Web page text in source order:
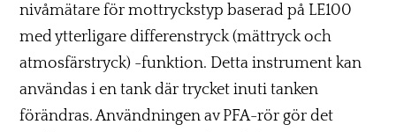
nivåmätare för mottryckstyp baserad på LE100
med ytterligare differenstryck (mättryck och
atmosfärstryck) -funktion. Detta instrument kan
användas i en tank där trycket inuti tanken
förändras. Användningen av PFA-rör gör det